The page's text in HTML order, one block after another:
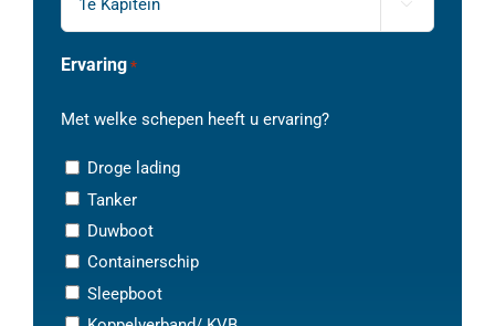

Ervaring *
Met welke schepen heeft u ervaring?
Droge lading
Tanker
Duwboot
Containerschip
Sleepboot